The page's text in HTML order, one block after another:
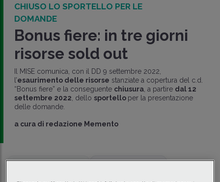
CHIUSO LO SPORTELLO PER LE
DOMANDE
Bonus fiere: in tre giorni
risorse sold out
Il MISE comunica, con il DD 9 settembre 2022,
l’esaurimento delle risorse stanziate a copertura del c.d.
“Bonus fiere” e la conseguente chiusura, a partire dal 12
settembre 2022 , dello sportello per la presentazione
delle domande.
a cura di redazione Memento
Tempo di lettura 6 min.